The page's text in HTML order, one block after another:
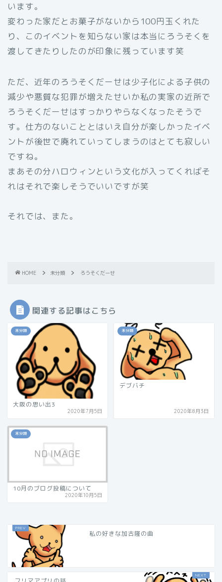
います。
変わった家だとお菓子がないから100円玉くれた
り、このイベントを知らない家は本当にろうそくを
渡してきたりしたのが印象に残っています笑
ただ、近年のろうそくだーせは少子化による子供の
減少や悪質な犯罪が増えたせいか私の実家の近所で
ろうそくだーせはすっかりやらなくなったそうで
す。仕方のないこととはいえ自分が楽しかったイベ
ントが後世で廃れていってしまうのはとても寂しい
ですね。
まあその分ハロウィンという文化が入ってくればそ
れはそれで楽しそうでいいですが笑
それでは、また。
HOME 未分類 ろうそくだーせ
関連する記事はこちら
未分類
大阪の思い出3
2020年7月5日
未分類
デブバチ
2020年8月3日
未分類
10月のブログ投稿について
2020年10月5日
私の好きな加古隆の曲